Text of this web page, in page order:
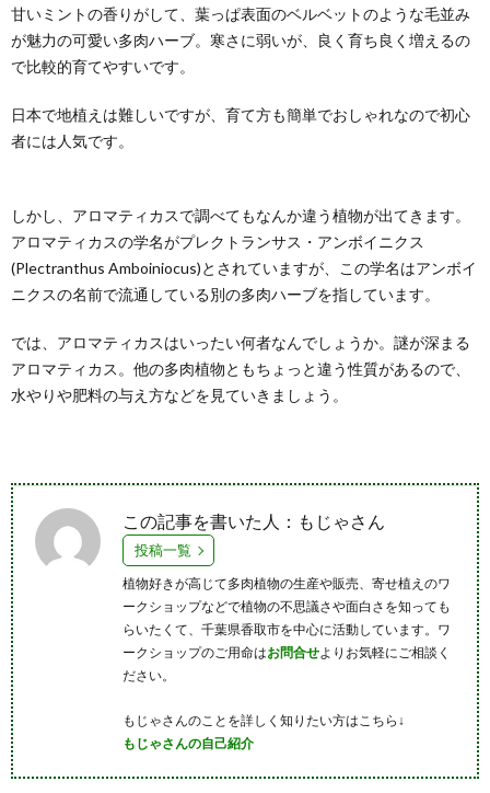
甘いミントの香りがして、葉っぱ表面のベルベットのような毛並み
が魅力の可愛い多肉ハーブ。寒さに弱いが、良く育ち良く増えるの
で比較的育てやすいです。
日本で地植えは難しいですが、育て方も簡単でおしゃれなので初心
者には人気です。
しかし、アロマティカスで調べてもなんか違う植物が出てきます。
アロマティカスの学名がプレクトランサス・アンボイニクス
(Plectranthus Amboiniocus)とされていますが、この学名はアンボイ
ニクスの名前で流通している別の多肉ハーブを指しています。
では、アロマティカスはいったい何者なんでしょうか。謎が深まる
アロマティカス。他の多肉植物ともちょっと違う性質があるので、
水やりや肥料の与え方などを見ていきましょう。
この記事を書いた人：もじゃさん
投稿一覧
植物好きが高じて多肉植物の生産や販売、寄せ植えのワ
ークショップなどで植物の不思議さや面白さを知っても
らいたくて、千葉県香取市を中心に活動しています。ワ
ークショップのご用命はお問合せよりお気軽にご相談く
ださい。
もじゃさんのことを詳しく知りたい方はこちら↓
もじゃさんの自己紹介